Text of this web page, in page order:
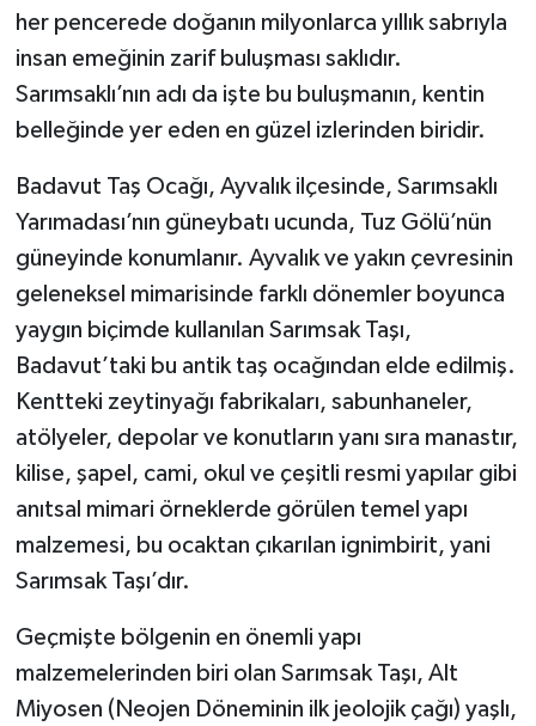
her pencerede doğanın milyonlarca yıllık sabrıyla
insan emeğinin zarif buluşması saklıdır.
Sarımsaklı’nın adı da işte bu buluşmanın, kentin
belleğinde yer eden en güzel izlerinden biridir.
Badavut Taş Ocağı, Ayvalık ilçesinde, Sarımsaklı
Yarımadası’nın güneybatı ucunda, Tuz Gölü’nün
güneyinde konumlanır. Ayvalık ve yakın çevresinin
geleneksel mimarisinde farklı dönemler boyunca
yaygın biçimde kullanılan Sarımsak Taşı,
Badavut’taki bu antik taş ocağından elde edilmiş.
Kentteki zeytinyağı fabrikaları, sabunhaneler,
atölyeler, depolar ve konutların yanı sıra manastır,
kilise, şapel, cami, okul ve çeşitli resmi yapılar gibi
anıtsal mimari örneklerde görülen temel yapı
malzemesi, bu ocaktan çıkarılan ignimbirit, yani
Sarımsak Taşı’dır.
Geçmişte bölgenin en önemli yapı
malzemelerinden biri olan Sarımsak Taşı, Alt
Miyosen (Neojen Döneminin ilk jeolojik çağı) yaşlı,